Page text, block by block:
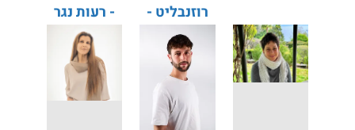
רוזנבליט -
המירוץ
לחיים
- רעות נגר
קסלברנר